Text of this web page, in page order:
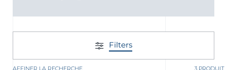
Filters
AFFINER LA RECHERCHE 3 PRODUIT